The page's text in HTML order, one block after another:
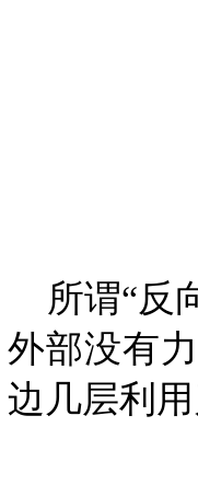
所谓“反
外部没有
边几层利